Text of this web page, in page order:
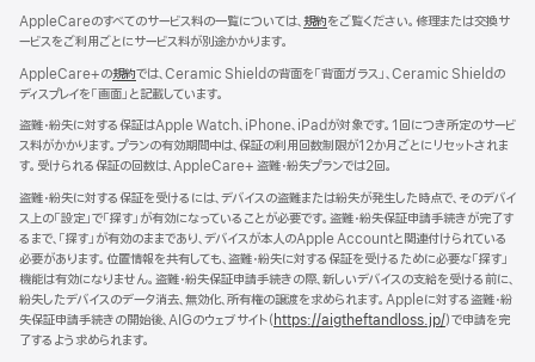
AppleCareのすべてのサービス料の一覧については、規約（新
イ
ド
ウ
で
き
ま
す）
をご覧ください。修理または交換サ
ービスをご利用ごとにサービス料が別途かかります。
AppleCare+の規約（新
規
イ
ン
ド
ウ
で
開
き
ま
す）
では、Ceramic Shieldの背面を「背面ガラス」、Ceramic Shieldの
ディスプレイを「画面」と記載しています。
盗難・紛失に対する保証はApple Watch、iPhone、iPadが対象です。1回につき所定のサービ
ス料がかかります。プランの有効期間中は、保証の利用回数制限が12か月ごとにリセットされま
す。受けられる保証の回数は、AppleCare+ 盗難・紛失プランでは2回。
盗難・紛失に対する保証を受けるには、デバイスの盗難または紛失が発生した時点で、そのデバイ
ス上の「設定」で「探す」が有効になっていることが必要です。盗難・紛失保証申請手続きが完了す
るまで、「探す」が有効のままであり、デバイスが本人のApple Accountと関連付けられている
必要があります。位置情報を共有しても、盗難・紛失に対する保証を受けるために必要な「探す」
機能は有効になりません。盗難・紛失保証申請手続きの際、新しいデバイスの支給を受ける前に、
紛失したデバイスのデータ消去、無効化、所有権の譲渡を求められます。Appleに対する盗難・紛
失保証申請手続きの開始後、AIGのウェブサイト（https://aigtheftandloss.jp/）で申請を完
了するよう求められます。